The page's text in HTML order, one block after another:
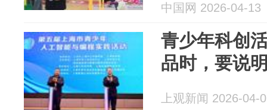
中国网 2026-04-13
青少年科创
品时，要说
上观新闻 2026-04-